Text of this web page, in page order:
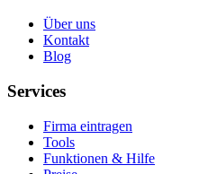
Über uns
Kontakt
Blog
Services
Firma eintragen
Tools
Funktionen & Hilfe